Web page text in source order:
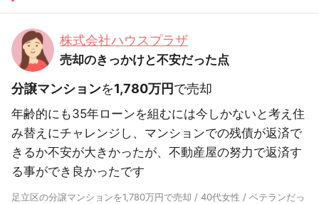
株式会社ハウスプラザ
売却のきっかけと不安だった点
分譲マンションを1,780万円で売却
年齢的にも35年ローンを組むには今しかないと考え住
み替えにチャレンジし、マンションでの残債が返済で
きるか不安が大きかったが、不動産屋の努力で返済す
る事ができ良かったです
足立区の分譲マンションを1,780万円で売却 / 40代女性 / ベテランだっ